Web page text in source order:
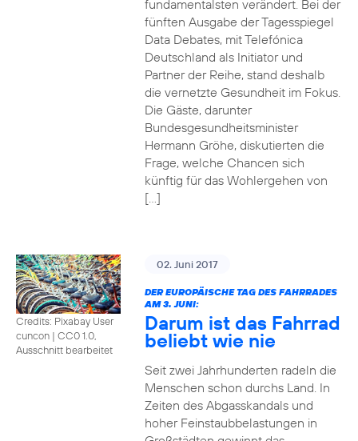
fundamentalsten verändert. Bei der
fünften Ausgabe der Tagesspiegel
Data Debates, mit Telefónica
Deutschland als Initiator und
Partner der Reihe, stand deshalb
die vernetzte Gesundheit im Fokus.
Die Gäste, darunter
Bundesgesundheitsminister
Hermann Gröhe, diskutierten die
Frage, welche Chancen sich
künftig für das Wohlergehen von
[…]
Credits: Pixabay User
cuncon | CC0 1.0,
Ausschnitt bearbeitet
02. Juni 2017
DER EUROPÄISCHE TAG DES FAHRRADES
AM 3. JUNI:
Darum ist das Fahrrad
beliebt wie nie
Seit zwei Jahrhunderten radeln die
Menschen schon durchs Land. In
Zeiten des Abgasskandals und
hoher Feinstaubbelastungen in